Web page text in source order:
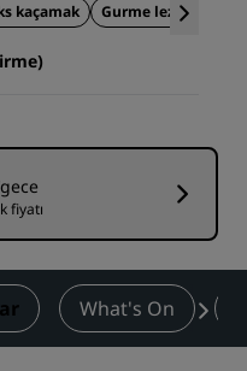
kaçamak Gurme lezzetler
fiyatı
What's On